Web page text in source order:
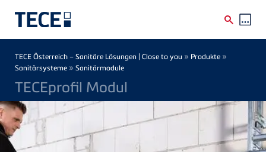
Direkt zum Inhalt
Breadcrumb
TECE Österreich – Sanitäre Lösungen | Close to you » Produkte »
Sanitärsysteme » Sanitärmodule
TECEprofil Modul